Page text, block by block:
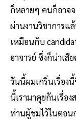
ก็หลายๆ คนก็อาจ
ผ่านงานวิชาการแ
เหมือนกับ
อาจารย์ ซึ่งก็น่าเสี
วันนี้ผมเกริ่นเรื่อง
นี้เรามาคุยกันเรื่อ
ท่านผู้ชมไว้ในตอน